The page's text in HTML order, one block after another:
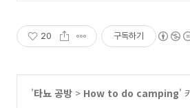
20 구독하기
'타뇨 공방 > How to do camping'